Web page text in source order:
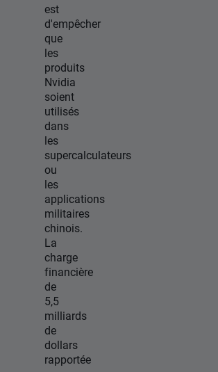
est
d'empêcher
que
les
produits
Nvidia
soient
utilisés
dans
les
supercalculateurs
ou
les
applications
militaires
chinois.
La
charge
financière
de
5,5
milliards
de
dollars
rapportée